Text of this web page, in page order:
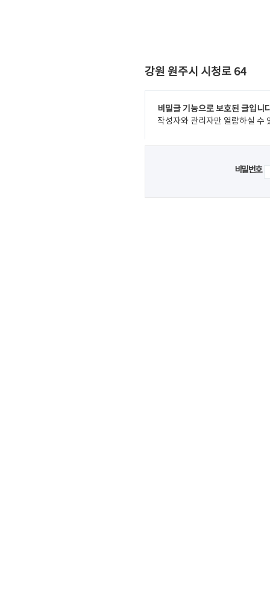
강원 원주시 시청로 64
비밀글 기능으로 보호된 글입니
작성자와 관리자만 열람하실 수
비밀번호